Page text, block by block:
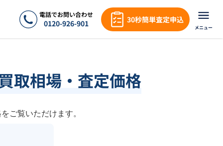
電話でお問い合わせ
0120-926-901 30秒簡単査定申込
メニュー
取相場・査定価格
ご覧いただけます。